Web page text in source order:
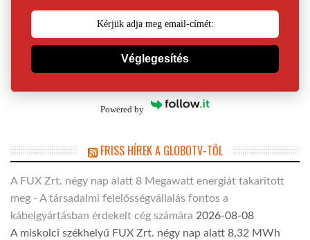
Véglegesítés
Powered by
FRISS HÍREK A GLOBOTV-TŐL
A FUX Zrt. négy nap alatt 8 Megawatt energiát takarított
meg - A társadalmi felelősségvállalás fontos a
kábelgyártásban érdekelt cég számára 2026-08-08
A miskolci székhelyű FUX Zrt. négy nap alatt 8,32 MWh